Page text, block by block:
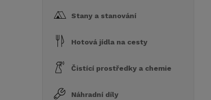
Stany a stanování
Hotová jídla na cesty
Čistící prostředky a chemie
Náhradní díly